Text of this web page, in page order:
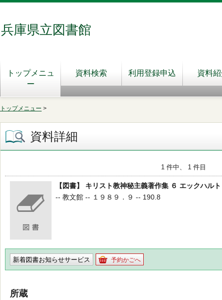
兵庫県立図書館
トップメニュ
ー
資料検索 利用登録申込 資料
トップメニュー >
資料詳細
1 件中、 1 件目
【図書】 キリスト教神秘主義著作集 ６ エックハル
-- 教文館 -- １９８９．９ -- 190.8
新着図書お知らせサービス 予約かごへ
所蔵